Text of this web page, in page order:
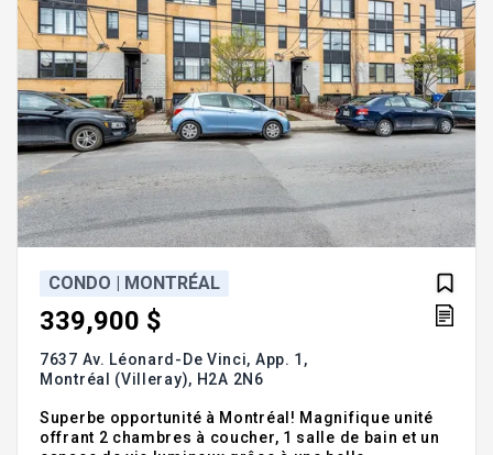
CONDO | MONTRÉAL
339,900 $
7637 Av. Léonard-De Vinci, App. 1,
Montréal (Villeray), H2A 2N6
Superbe opportunité à Montréal! Magnifique unité
offrant 2 chambres à coucher, 1 salle de bain et un